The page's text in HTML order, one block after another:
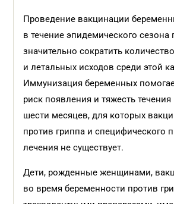
Проведение вакцинации
в течение эпидемического сезона
значительно сократить
и летальных исходов среди этой
Иммунизация беременных
риск появления и тяжесть течения
шести месяцев, для которых
против гриппа и специфического
лечения не существует.
Дети, рожденные женщинами,
во время беременности против